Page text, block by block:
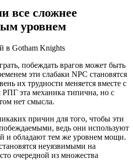
все сложнее
уровнем
побеждать врагов может быть
эти слабаки NPC становятся
их трудности меняется вместе с
эта механика типична, но с
нет смысла.
причин для того, чтобы эти
ведь они используют
и обладают тем же уровнем мощи.
неуязвимыми на
очередной из множества